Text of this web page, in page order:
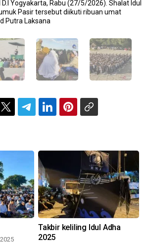
Yogyakarta, Rabu (27/5/2026). Shalat Idul
Pasir tersebut diikuti ribuan umat
Putra Laksana
Takbir keliling Idul Adha
2025